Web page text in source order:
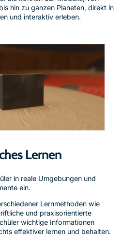
hin zu ganzen Planeten, direkt in
und interaktiv erleben.
Lernen
in reale Umgebungen und
ein.
Lernmethoden wie
und praxisorientierte
wichtige Informationen
effektiver lernen und behalten.